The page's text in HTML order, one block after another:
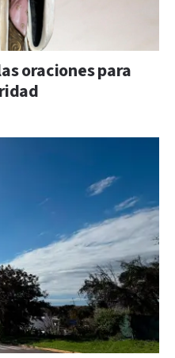
oraciones para